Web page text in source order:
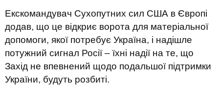
Екскомандувач Сухопутних сил США в Європі
додав, що це відкриє ворота для матеріальної
допомоги, якої потребує Україна, і надішле
потужний сигнал Росії – їхні надії на те, що
Захід не впевнений щодо подальшої підтримки
України, будуть розбиті.